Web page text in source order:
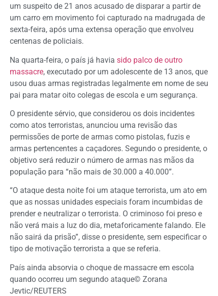
um suspeito de 21 anos acusado de disparar a partir de
um carro em movimento foi capturado na madrugada de
sexta-feira, após uma extensa operação que envolveu
centenas de policiais.
Na quarta-feira, o país já havia sido palco de outro
massacre, executado por um adolescente de 13 anos, que
usou duas armas registradas legalmente em nome de seu
pai para matar oito colegas de escola e um segurança.
O presidente sérvio, que considerou os dois incidentes
como atos terroristas, anunciou uma revisão das
permissões de porte de armas como pistolas, fuzis e
armas pertencentes a caçadores. Segundo o presidente, o
objetivo será reduzir o número de armas nas mãos da
população para “não mais de 30.000 a 40.000”.
“O ataque desta noite foi um ataque terrorista, um ato em
que as nossas unidades especiais foram incumbidas de
prender e neutralizar o terrorista. O criminoso foi preso e
não verá mais a luz do dia, metaforicamente falando. Ele
não sairá da prisão”, disse o presidente, sem especificar o
tipo de motivação terrorista a que se referia.
País ainda absorvia o choque de massacre em escola
quando ocorreu um segundo ataque© Zorana
Jevtic/REUTERS